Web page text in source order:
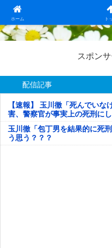
ホーム ト
日本第一！ニュース録
スポン
配信記事
【速報】 玉川徹「死んでい
害、警察官が事実上の死刑にし
玉川徹「包丁男を結果的に死
う思う？？？